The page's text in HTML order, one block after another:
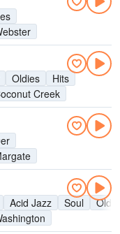
Oldies
Hits
Creek
Acid Jazz Soul